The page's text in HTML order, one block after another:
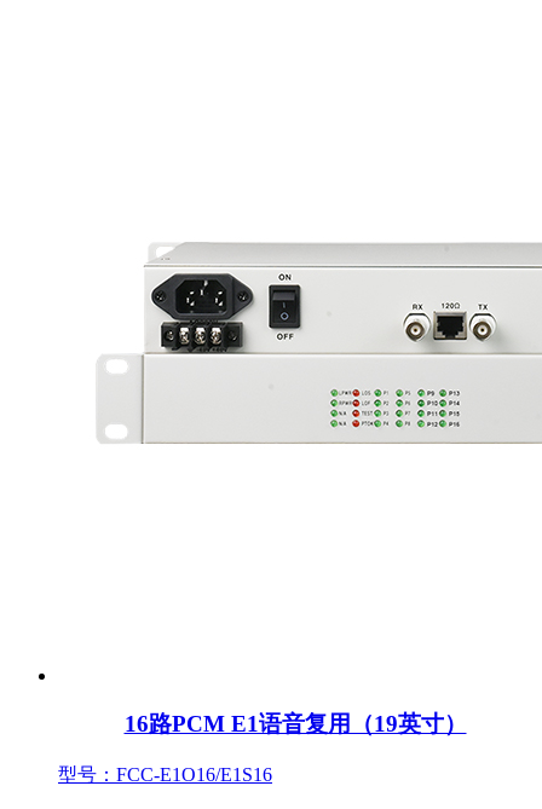
16路PCM E1语音复用（19英寸）
型号：FCC-E1O16/E1S16